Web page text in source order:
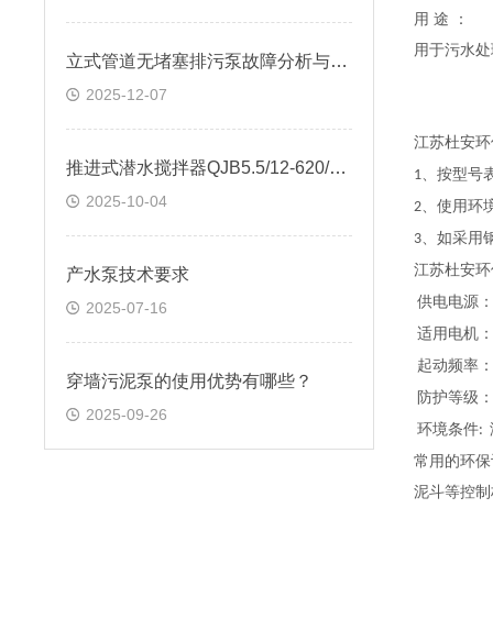
立式管道无堵塞排污泵故障分析与解决办法
2025-12-07
推进式潜水搅拌器QJB5.5/12-620/3-480技术规范书
2025-10-04
产水泵技术要求
2025-07-16
穿墙污泥泵的使用优势有哪些？
2025-09-26
用 途
：
用于污水
江苏杜安
1、按型号
2、使用环
3、如采用
江苏杜安
供电电源
适用电机
起动频率
防护等级：
环境条件:
常用的环
泥斗等控